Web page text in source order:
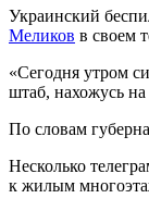
Украинский
Меликов в своем
«Сегодня утром
штаб, нахожусь
По словам
Несколько
к жилым